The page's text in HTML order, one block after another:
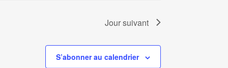
Jour suivant
S’abonner au calendrier